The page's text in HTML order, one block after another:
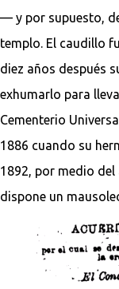
— y por supuesto,
templo. El caudillo
diez años después
exhumarlo para
Cementerio
1886 cuando su
1892, por medio del
dispone un